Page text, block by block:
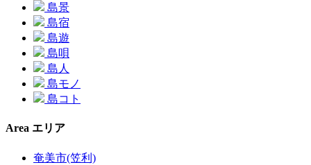
島景
島宿
島遊
島唄
島人
島モノ
島コト
Area エリア
奄美市(笠利)